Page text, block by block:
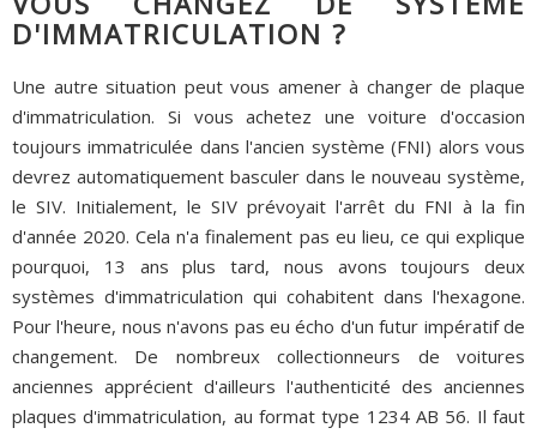
D'IMMATRICULATION ?
Une autre situation peut vous amener à changer de plaque
d'immatriculation. Si vous achetez une voiture d'occasion
toujours immatriculée dans l'ancien système (FNI) alors vous
devrez automatiquement basculer dans le nouveau système,
le SIV. Initialement, le SIV prévoyait l'arrêt du FNI à la fin
d'année 2020. Cela n'a finalement pas eu lieu, ce qui explique
pourquoi, 13 ans plus tard, nous avons toujours deux
systèmes d'immatriculation qui cohabitent dans l'hexagone.
Pour l'heure, nous n'avons pas eu écho d'un futur impératif de
changement. De nombreux collectionneurs de voitures
anciennes apprécient d'ailleurs l'authenticité des anciennes
plaques d'immatriculation, au format type 1234 AB 56. Il faut